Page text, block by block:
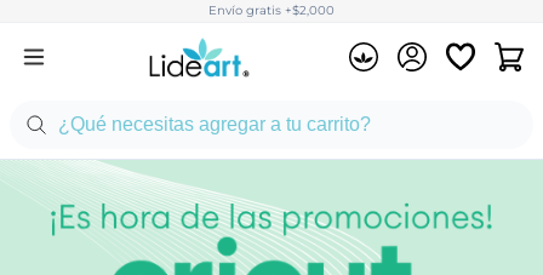
Envío gratis +$2,000